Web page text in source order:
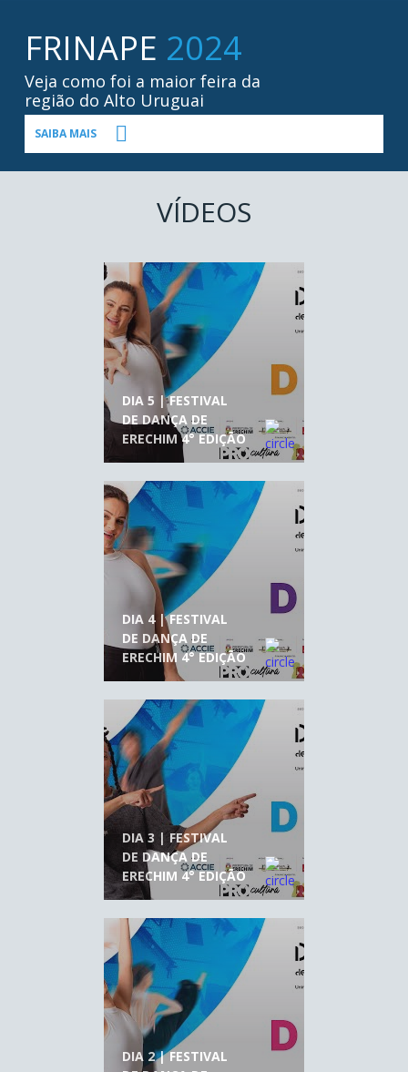
FRINAPE 2024
Veja como foi a maior feira da
região do Alto Uruguai
SAIBA MAIS
VÍDEOS
DIA 5 | FESTIVAL
DE DANÇA DE
ERECHIM 4° EDIÇÃO
DIA 4 | FESTIVAL
DE DANÇA DE
ERECHIM 4° EDIÇÃO
DIA 3 | FESTIVAL
DE DANÇA DE
ERECHIM 4° EDIÇÃO
DIA 2 | FESTIVAL